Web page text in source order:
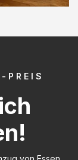
PREIS